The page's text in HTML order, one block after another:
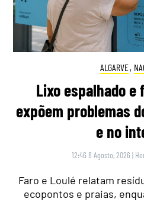
ALGARVE,
Lixo espalhado e
expõem problemas
e no
12:46 8 Agosto, 2026 |
Faro e Loulé relatam
ecopontos e praias,